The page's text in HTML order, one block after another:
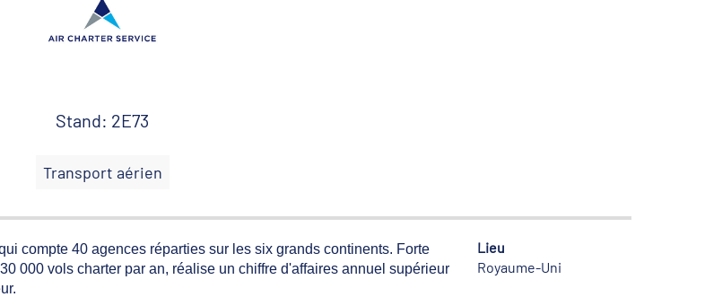
Stand: 2E73
Transport aérien
compte 40 agences réparties sur les six grands continents. Forte
000 vols charter par an, réalise un chiffre d'affaires annuel supérieur
Lieu
Royaume-Uni